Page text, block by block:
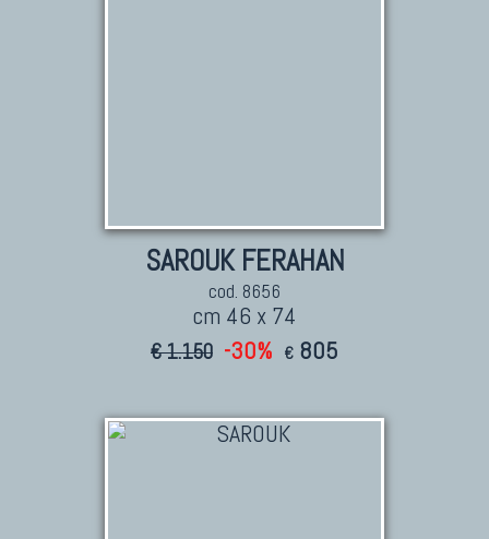
SAROUK FERAHAN
cod. 8656
cm 46 x 74
€ 1.150 -30% € 805